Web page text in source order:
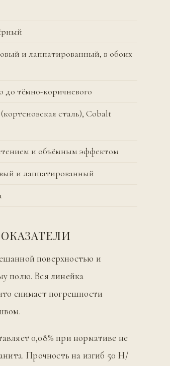
и лаппатированный, в обоих
до тёмно-коричневого
сталь), Cobalt
и объёмным эффектом
и лаппатированный
поверхностью и
полю. Вся линейка
снимает погрешности
0,08% при нормативе не
Прочность на изгиб 50 Н/